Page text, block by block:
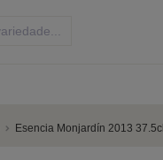
Esencia Monjardín 2013 37.5cl